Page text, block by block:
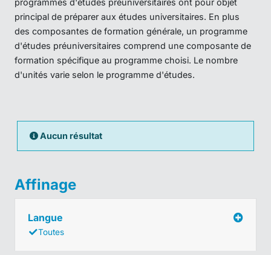
principal de préparer aux études universitaires. En plus
des composantes de formation générale, un programme
d'études préuniversitaires comprend une composante de
formation spécifique au programme choisi. Le nombre
d'unités varie selon le programme d'études.
Aucun résultat
Affinage
Langue
Toutes